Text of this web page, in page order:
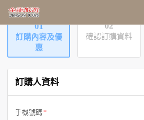
國外旅遊
主題旅遊
01
訂購內容及優
惠
02
確認訂購資料
訂購人資料
手機號碼